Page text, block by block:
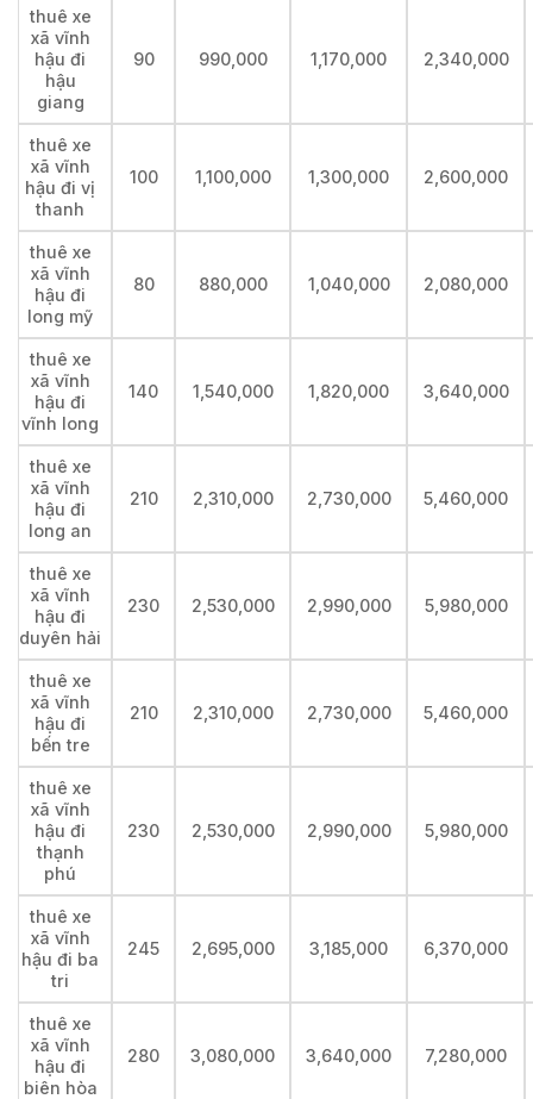
thuê xe
xã vĩnh
hậu đi
hậu
giang
90 990,000 1,170,000 2,340,000
thuê xe
xã vĩnh
hậu đi vị
thanh
100 1,100,000 1,300,000 2,600,000
thuê xe
xã vĩnh
hậu đi
long mỹ
80 880,000 1,040,000 2,080,000
thuê xe
xã vĩnh
hậu đi
vĩnh long
140 1,540,000 1,820,000 3,640,000
thuê xe
xã vĩnh
hậu đi
long an
210 2,310,000 2,730,000 5,460,000
thuê xe
xã vĩnh
hậu đi
duyên hải
230 2,530,000 2,990,000 5,980,000
thuê xe
xã vĩnh
hậu đi
bến tre
210 2,310,000 2,730,000 5,460,000
thuê xe
xã vĩnh
hậu đi
thạnh
phú
230 2,530,000 2,990,000 5,980,000
thuê xe
xã vĩnh
hậu đi ba
tri
245 2,695,000 3,185,000 6,370,000
thuê xe
xã vĩnh
hậu đi
biên hòa
280 3,080,000 3,640,000 7,280,000